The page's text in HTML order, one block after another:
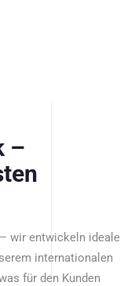
–
wir entwickeln ideale
internationalen
für den Kunden